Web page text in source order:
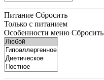
Питание Сбросить
Только с питанием
Особенности меню Сбросить